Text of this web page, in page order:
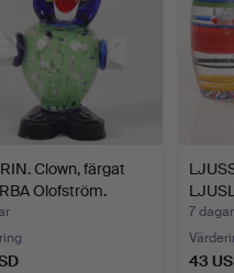
Clown, färgat
Olofström.
b…
7 dagar
43